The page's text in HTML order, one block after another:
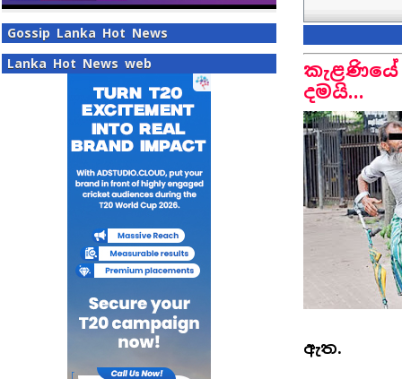
Gossip Lanka Hot News
Lanka Hot News web
දමයි…
ඇත.